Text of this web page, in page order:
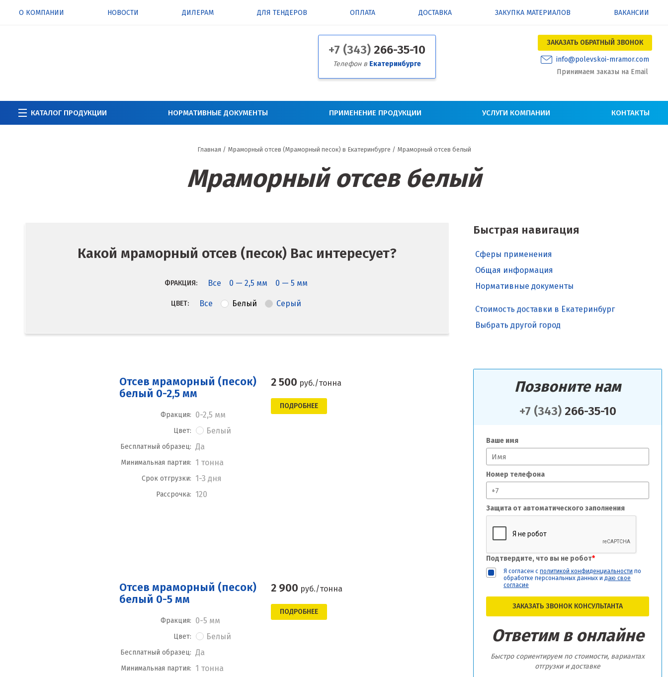
О КОМПАНИИ НОВОСТИ ДИЛЕРАМ ДЛЯ ТЕНДЕРОВ ОПЛАТА ДОСТАВКА ЗАКУПКА МАТЕРИАЛОВ ВАКАНСИИ
+7 (343) 266-35-10
Телефон в Екатеринбурге
ЗАКАЗАТЬ ОБРАТНЫЙ ЗВОНОК
info@polevskoi-mramor.com
Принимаем заказы на Email
КАТАЛОГ ПРОДУКЦИИ НОРМАТИВНЫЕ ДОКУМЕНТЫ ПРИМЕНЕНИЕ ПРОДУКЦИИ УСЛУГИ КОМПАНИИ КОНТАКТЫ
Главная / Мраморный отсев (Мраморный песок) в Екатеринбурге / Мраморный отсев белый
Мраморный отсев белый
Быстрая навигация
Сферы применения
Общая информация
Нормативные документы
Позвоните нам
+7 (343)266-35-10
Ваше имя
Номер телефона
Защита от автоматического заполнения
Подтвердите, что вы не робот*
Я согласен с политикой конфиденциальности по
обработке персональных данных и даю свое
согласие
ЗАКАЗАТЬ ЗВОНОК КОНСУЛЬТАНТА
Ответим в онлайне
Быстро сориентируем по стоимости, вариантах
отгрузки и доставке
Какой мраморный отсев (песок) Вас интересует?
ФРАКЦИЯ: Все 0 — 2,5 мм 0 — 5 мм
ЦВЕТ: Все Белый Серый
Отсев мраморный (песок)
белый 0-2,5 мм
Фракция: 0-2,5 мм
Цвет: Белый
Бесплатный образец: Да
Минимальная партия: 1 тонна
Срок отгрузки: 1-3 дня
Рассрочка: 120
2 500 руб./тонна
ПОДРОБНЕЕ
Отсев мраморный (песок)
белый 0-5 мм
Фракция: 0-5 мм
Цвет: Белый
Бесплатный образец: Да
Минимальная партия: 1 тонна
2 900 руб./тонна
ПОДРОБНЕЕ